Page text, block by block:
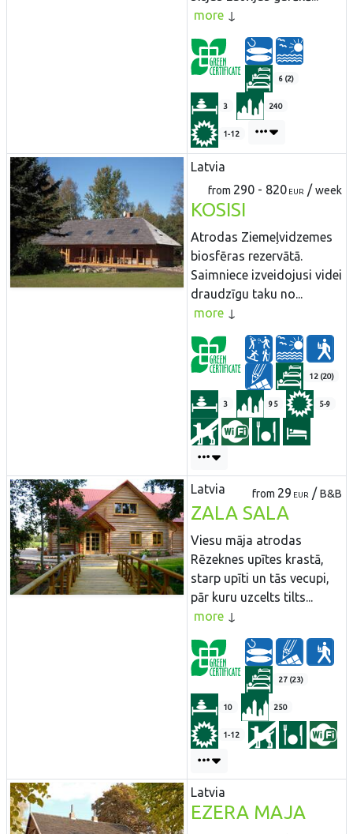
more
6 (2)
3 240
1-12
Latvia
from 290 - 820 EUR /week
KOSISI
Atrodas Ziemeļvidzemes
biosfēras rezervātā.
Saimniece izveidojusi videi
draudzīgu taku no...
more
12 (20)
3 95 5-9
Latvia from 29 EUR /B&B
ZALA SALA
Viesu māja atrodas
Rēzeknes upītes krastā,
starp upīti un tās vecupi,
pār kuru uzcelts tilts...
more
27 (23)
10 250
1-12
Latvia
EZERA MAJA